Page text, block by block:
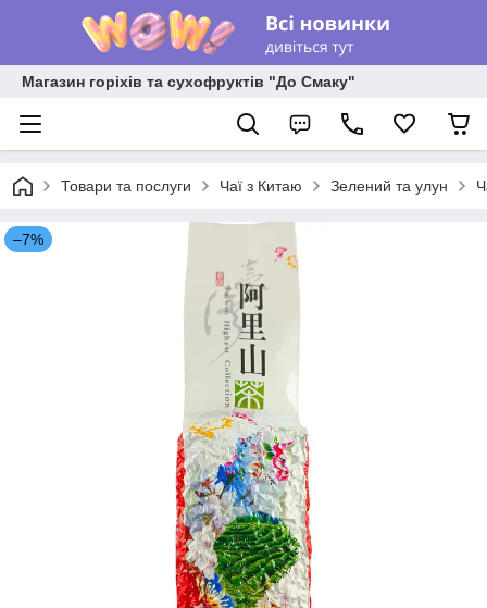
Магазин горіхів та сухофруктів "До Смаку"
Товари та послуги Чаї з Китаю Зелений та улун
–7%